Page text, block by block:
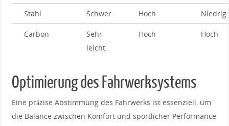
Stahl Schwer Hoch Niedrig
Carbon
Sehr
leicht
Hoch Hoch
Optimierung​ des Fahrwerksystems
Eine ‍präzise ‌Abstimmung des ​Fahrwerks ist essenziell,⁤ um
die Balance zwischen Komfort und sportlicher Performance